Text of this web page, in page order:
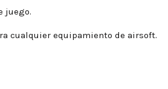
juego.
cualquier equipamiento de airsoft.